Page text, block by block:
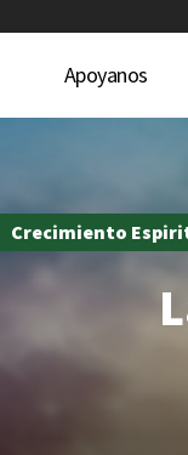
Apoyanos
Crecimiento